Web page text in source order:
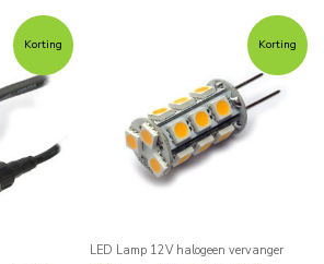
Korting
product
heeft
meerdere
Deze
optie
Korting
LED Lamp 12V halogeen vervanger